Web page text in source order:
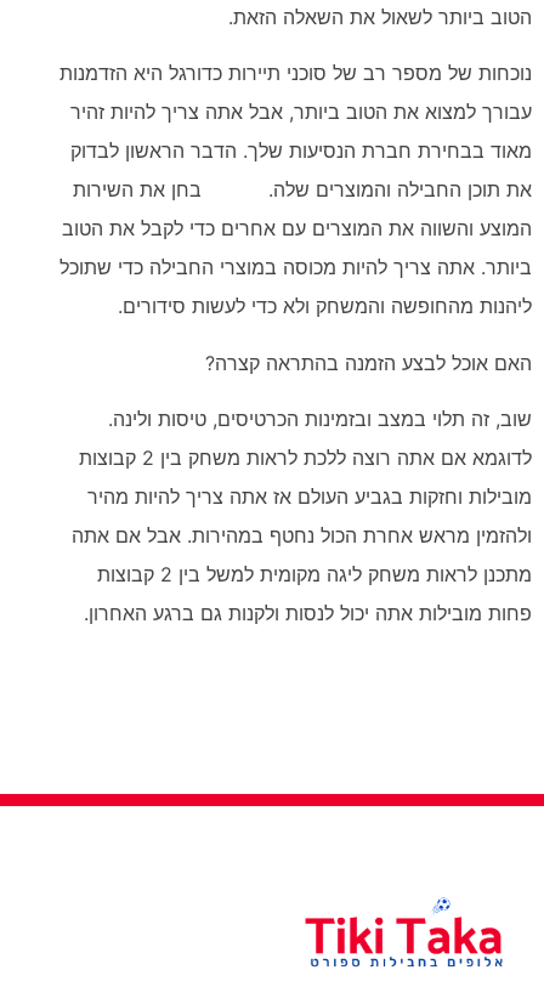
הטוב ביותר לשאול את השאלה הזאת.
נוכחות של מספר רב של סוכני תיירות כדורגל היא הזדמנות
עבורך למצוא את הטוב ביותר, אבל אתה צריך להיות זהיר
מאוד בבחירת חברת הנסיעות שלך. הדבר הראשון לבדוק
את תוכן החבילה והמוצרים שלה. בחן את השירות
המוצע והשווה את המוצרים עם אחרים כדי לקבל את הטוב
ביותר. אתה צריך להיות מכוסה במוצרי החבילה כדי שתוכל
ליהנות מהחופשה והמשחק ולא כדי לעשות סידורים.
האם אוכל לבצע הזמנה בהתראה קצרה?
שוב, זה תלוי במצב ובזמינות הכרטיסים, טיסות ולינה.
לדוגמא אם אתה רוצה ללכת לראות משחק בין 2 קבוצות
מובילות וחזקות בגביע העולם אז אתה צריך להיות מהיר
ולהזמין מראש אחרת הכול נחטף במהירות. אבל אם אתה
מתכנן לראות משחק ליגה מקומית למשל בין 2 קבוצות
פחות מובילות אתה יכול לנסות ולקנות גם ברגע האחרון.